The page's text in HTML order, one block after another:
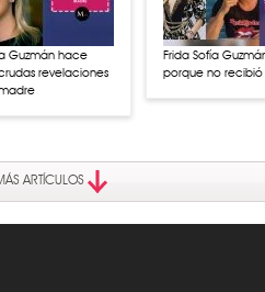
Guzmán hace
revelaciones
Frida Sofía
porque no
ARTÍCULOS